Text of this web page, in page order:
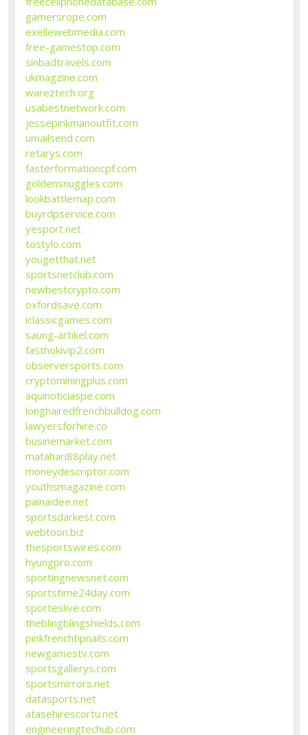
gamersrope.com
exellewebmedia.com
free-gamestop.com
sinbadtravels.com
ukmagzine.com
wareztech.org
usabestnetwork.com
jessepinkmanoutfit.com
umailsend.com
retarys.com
fasterformationcpf.com
goldensnuggles.com
lookbattlemap.com
buyrdpservice.com
yesport.net
tostylo.com
yougetthat.net
sportsnetclub.com
newbestcrypto.com
oxfordsave.com
iclassicgames.com
saung-artikel.com
fasthokivip2.com
observersports.com
cryptominingplus.com
aquinoticiaspe.com
longhairedfrenchbulldog.com
lawyersforhire.co
businemarket.com
matahari88play.net
moneydescriptor.com
youthsmagazine.com
painaidee.net
sportsdarkest.com
webtoon.biz
thesportswires.com
hyungpro.com
sportingnewsnet.com
sportstime24day.com
sporteslive.com
theblingblingshields.com
pinkfrenchtipnails.com
newgamestv.com
sportsgallerys.com
sportsmirrors.net
datasports.net
atasehirescortu.net
engineeringtechub.com